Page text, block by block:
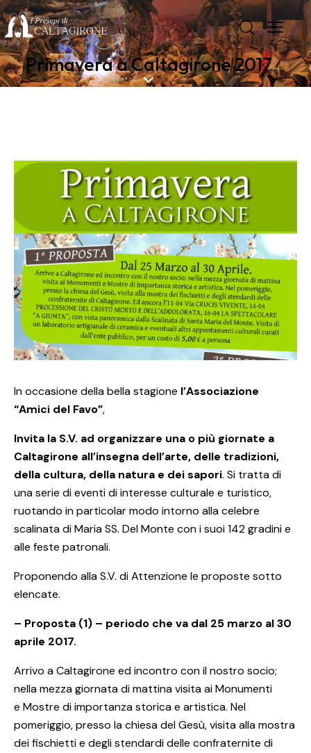
Primavera a Caltagirone 2017
In occasione della bella stagione l’Associazione
“Amici del Favo”,
Invita la S.V. ad organizzare una o più giornate a
Caltagirone all’insegna dell’arte, delle tradizioni,
della cultura, della natura e dei sapori. Si tratta di
una serie di eventi di interesse culturale e turistico,
ruotando in particolar modo intorno alla celebre
scalinata di Maria SS. Del Monte con i suoi 142 gradini e
alle feste patronali.
Proponendo alla S.V. di Attenzione le proposte sotto
elencate.
– Proposta (1) – periodo che va dal 25 marzo al 30
aprile 2017.
Arrivo a Caltagirone ed incontro con il nostro socio;
nella mezza giornata di mattina visita ai Monumenti
e Mostre di importanza storica e artistica. Nel
pomeriggio, presso la chiesa del Gesù, visita alla mostra
dei fischietti e degli stendardi delle confraternite di